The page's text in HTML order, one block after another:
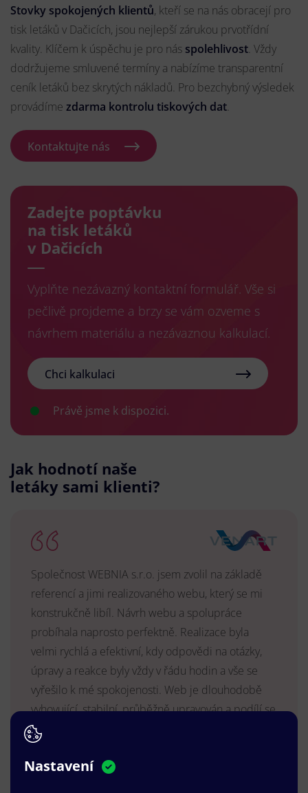
Stovky spokojených klientů, kteří se na nás obracejí pro
tisk letáků v Dačicích, jsou nejlepší zárukou prvotřídní
kvality. Klíčem k úspěchu je pro nás spolehlivost. Vždy
dodržujeme smluvené termíny a nabízíme transparentní
ceník letáků bez skrytých nákladů. Pro bezchybný výsledek
provádíme zdarma kontrolu tiskových dat.
Kontaktujte nás
Zadejte poptávku
na tisk letáků
v Dačicích
Vyplňte nezávazný kontaktní formulář. Vše si
pečlivě projdeme a brzy se vám ozveme s
návrhem materiálu a nezávaznou kalkulací.
Chci kalkulaci
Právě jsme k dispozici.
Jak hodnotí naše
letáky sami klienti?
Společnost WEBNIA s.r.o. jsem zvolil na základě
referencí a jimi realizovaného webu, který se mi
konstrukčně libíl. Návrh webu a spolupráce
probíhala naprosto perfektně. Realizace byla
velmi rychlá a efektivní, kdy odpovědi na otázky,
úpravy a reakce byly vždy v řádu hodin a vše se
vyřešilo k mé spokojenosti. Web je dlouhodobě
vyhovující, stabilní, průběžně upravován a podílí se
na pozitivním vnímání naší značky.
MUDr. Radek Vyšohlíd
VENART s.r.o.
Nastavení